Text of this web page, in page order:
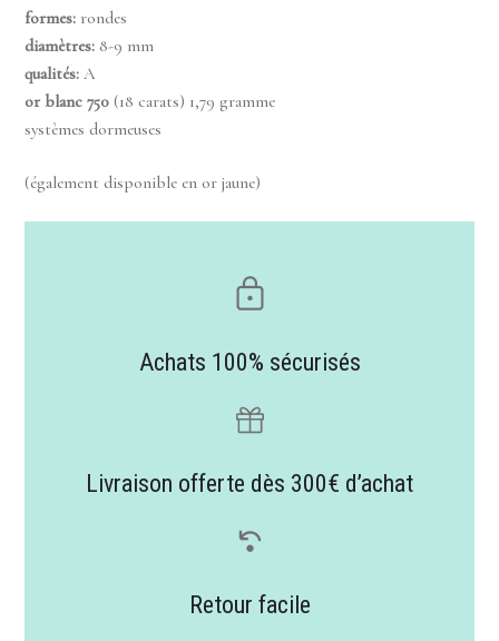
formes: rondes
diamètres: 8-9 mm
qualités: A
or blanc 750(18 carats) 1,79 gramme
systèmes dormeuses
(également disponible en or jaune)
Achats 100% sécurisés
Livraison offerte dès 300€ d’achat
Retour facile